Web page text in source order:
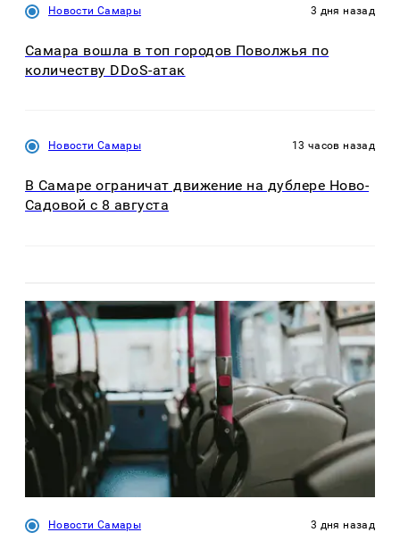
Новости Самары 3 дня назад
Самара вошла в топ городов Поволжья по
количеству DDoS-атак
Новости Самары 13 часов назад
В Самаре ограничат движение на дублере Ново-
Садовой с 8 августа
Новости Самары 3 дня назад